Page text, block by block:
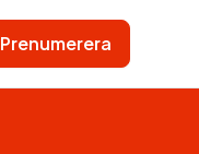
Prenumerera